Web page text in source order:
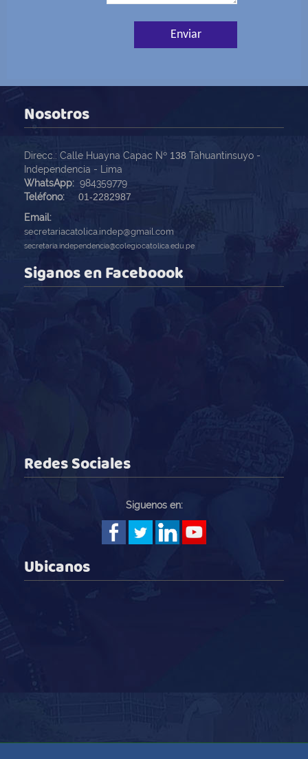
Nosotros
Direcc.: Calle Huayna Capac Nº 138 Tahuantinsuyo -
Independencia - Lima
WhatsApp: 984359779
Teléfono:
01-2282987
Email:
secretariacatolica.indep@gmail.com
secretaria.independencia@colegiocatolica.edu.pe
Siganos en Faceboook
Redes Sociales
Siguenos en:
Ubicanos